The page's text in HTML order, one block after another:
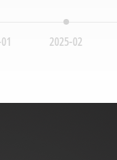
2025-02